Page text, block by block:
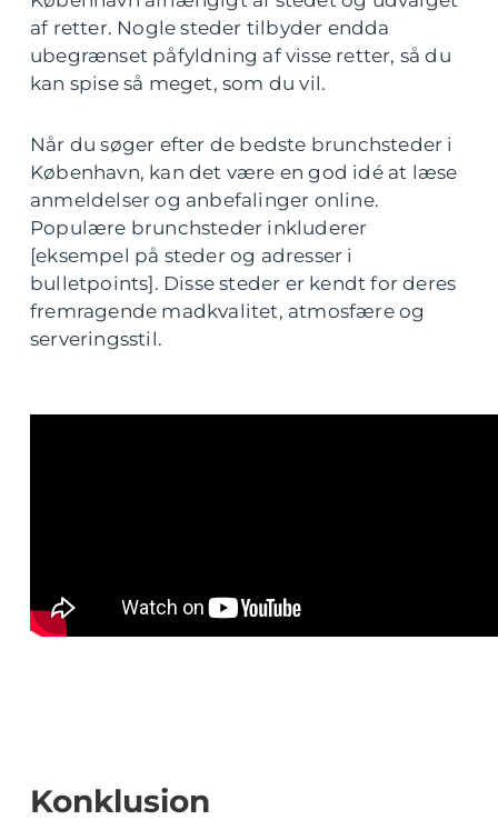
af retter. Nogle steder tilbyder endda
ubegrænset påfyldning af visse retter, så du
kan spise så meget, som du vil.
Når du søger efter de bedste brunchsteder i
København, kan det være en god idé at læse
anmeldelser og anbefalinger online.
Populære brunchsteder inkluderer
[eksempel på steder og adresser i
bulletpoints]. Disse steder er kendt for deres
fremragende madkvalitet, atmosfære og
serveringsstil.
Konklusion